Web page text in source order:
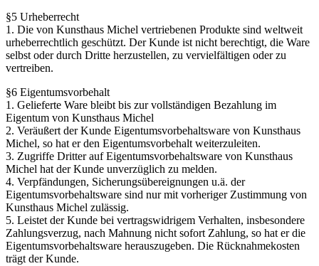
§5 Urheberrecht
1. Die von Kunsthaus Michel vertriebenen Produkte sind weltweit
urheberrechtlich geschützt. Der Kunde ist nicht berechtigt, die Ware
selbst oder durch Dritte herzustellen, zu vervielfältigen oder zu
vertreiben.
§6 Eigentumsvorbehalt
1. Gelieferte Ware bleibt bis zur vollständigen Bezahlung im
Eigentum von Kunsthaus Michel
2. Veräußert der Kunde Eigentumsvorbehaltsware von Kunsthaus
Michel, so hat er den Eigentumsvorbehalt weiterzuleiten.
3. Zugriffe Dritter auf Eigentumsvorbehaltsware von Kunsthaus
Michel hat der Kunde unverzüglich zu melden.
4. Verpfändungen, Sicherungsübereignungen u.ä. der
Eigentumsvorbehaltsware sind nur mit vorheriger Zustimmung von
Kunsthaus Michel zulässig.
5. Leistet der Kunde bei vertragswidrigem Verhalten, insbesondere
Zahlungsverzug, nach Mahnung nicht sofort Zahlung, so hat er die
Eigentumsvorbehaltsware herauszugeben. Die Rücknahmekosten
trägt der Kunde.